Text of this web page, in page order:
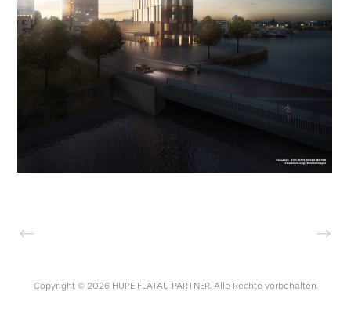
Copyright © 2026 HUPE FLATAU PARTNER. Alle Rechte vorbehalten.